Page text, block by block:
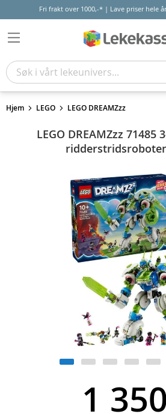
Fri frakt over 1000,-* | Lave priser hele
Hjem LEGO LEGO DREAMZzz
LEGO DREAMZzz 71485
1